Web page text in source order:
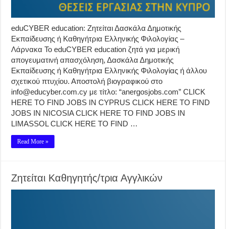
eduCYBER education: Ζητείται Δασκάλα Δημοτικής
Εκπαίδευσης ή Καθηγήτρια Ελληνικής Φιλολογίας –
Λάρνακα Το eduCYBER education ζητά για μερική
απογευματινή απασχόληση, Δασκάλα Δημοτικής
Εκπαίδευσης ή Καθηγήτρια Ελληνικής Φιλολογίας ή άλλου
σχετικού πτυχίου. Αποστολή βιογραφικού στο
info@educyber.com.cy με τίτλο: “anergosjobs.com” CLICK
HERE TO FIND JOBS IN CYPRUS CLICK HERE TO FIND
JOBS IN NICOSIA CLICK HERE TO FIND JOBS IN
LIMASSOL CLICK HERE TO FIND …
Read More »
Ζητείται Καθηγητής/τρια Αγγλικών